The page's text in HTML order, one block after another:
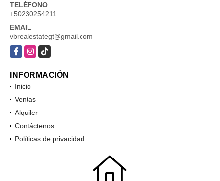
TELÉFONO
+50230254211
EMAIL
vbrealestategt@gmail.com
FacebookInstagram
TikTok
INFORMACIÓN
Inicio
Ventas
Alquiler
Contáctenos
Políticas de privacidad